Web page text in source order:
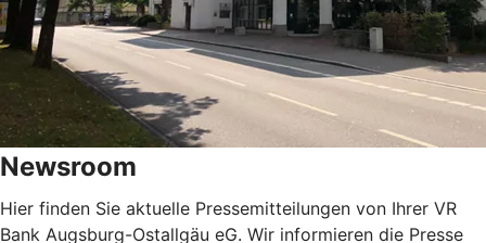
Newsroom
Hier finden Sie aktuelle Pressemitteilungen von Ihrer VR
Bank Augsburg-Ostallgäu eG. Wir informieren die Presse